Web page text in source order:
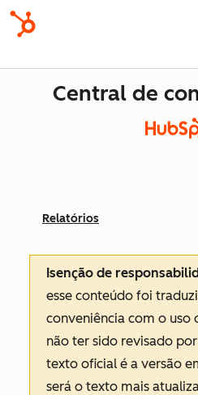
Central de
Relatórios
Isenção de
esse conteúdo foi
conveniência com o uso
não ter sido revisado
texto oficial é a versão
será o texto mais